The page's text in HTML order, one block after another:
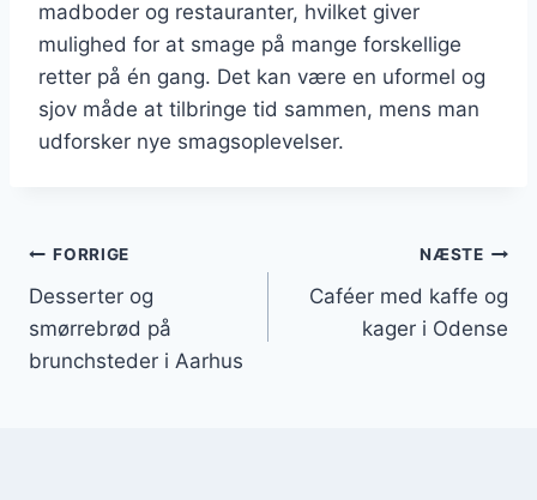
madboder og restauranter, hvilket giver
mulighed for at smage på mange forskellige
retter på én gang. Det kan være en uformel og
sjov måde at tilbringe tid sammen, mens man
udforsker nye smagsoplevelser.
Indlægsnavigation
FORRIGE
Desserter og
smørrebrød på
brunchsteder i Aarhus
NÆSTE
Caféer med kaffe og
kager i Odense